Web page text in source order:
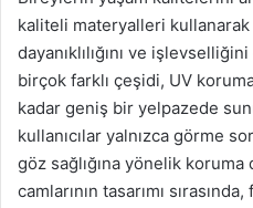
kaliteli materyalleri kullanarak
dayanıklılığını ve
birçok farklı çeşidi, UV
kadar geniş bir yelpazede
kullanıcılar yalnızca görme
göz sağlığına yönelik
camlarının tasarımı